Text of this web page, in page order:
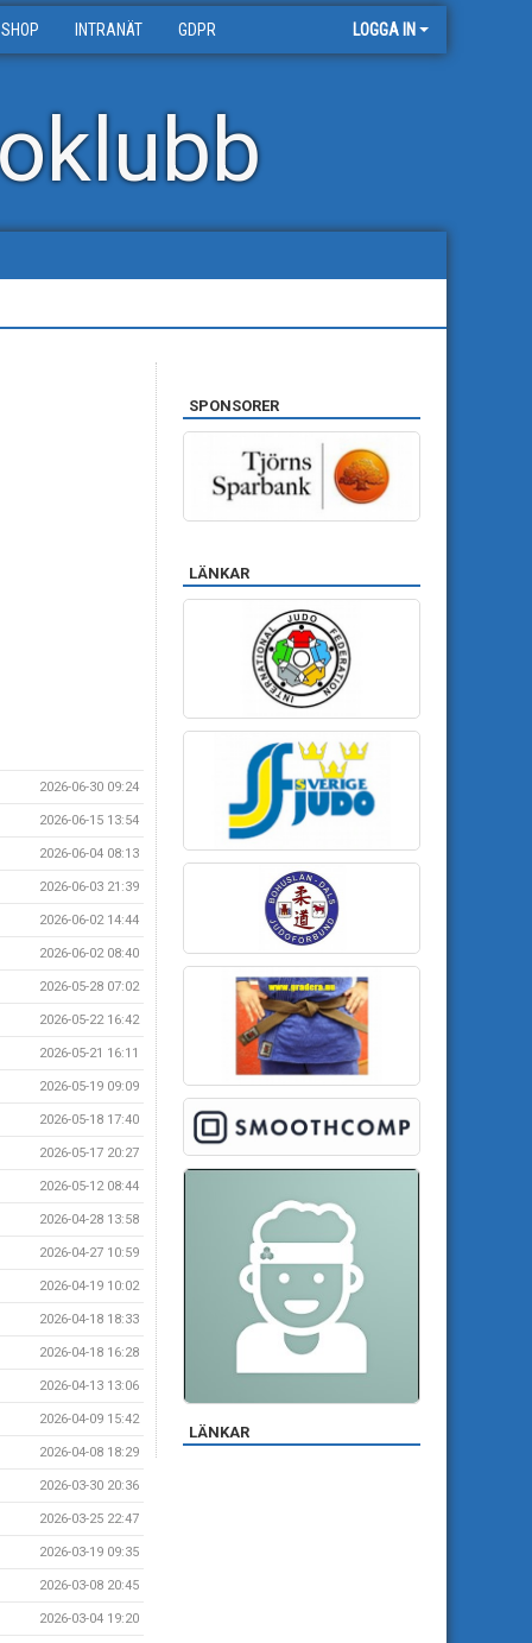
INTRANÄT GDPR LOGGA IN
2026-06-30 09:24
2026-06-15 13:54
2026-06-04 08:13
2026-06-03 21:39
2026-06-02 14:44
2026-06-02 08:40
2026-05-28 07:02
2026-05-22 16:42
2026-05-21 16:11
2026-05-19 09:09
2026-05-18 17:40
2026-05-17 20:27
2026-05-12 08:44
2026-04-28 13:58
2026-04-27 10:59
2026-04-19 10:02
2026-04-18 18:33
2026-04-18 16:28
2026-04-13 13:06
2026-04-09 15:42
2026-04-08 18:29
2026-03-30 20:36
2026-03-25 22:47
2026-03-19 09:35
2026-03-08 20:45
2026-03-04 19:20
SPONSORER
LÄNKAR
LÄNKAR